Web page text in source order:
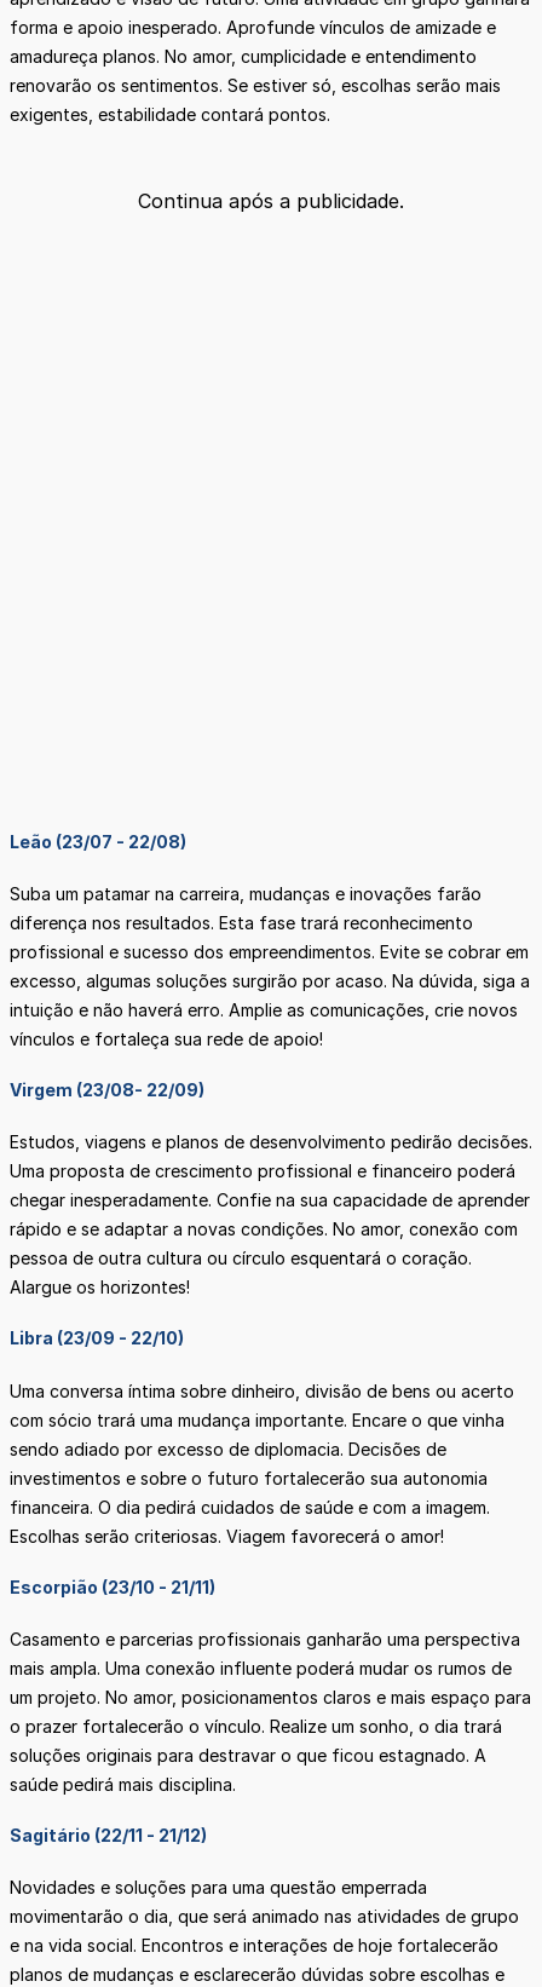
forma e apoio inesperado. Aprofunde vínculos de amizade e
amadureça planos. No amor, cumplicidade e entendimento
renovarão os sentimentos. Se estiver só, escolhas serão mais
exigentes, estabilidade contará pontos.
Continua após a publicidade.
Leão (23/07 - 22/08)
Suba um patamar na carreira, mudanças e inovações farão
diferença nos resultados. Esta fase trará reconhecimento
profissional e sucesso dos empreendimentos. Evite se cobrar em
excesso, algumas soluções surgirão por acaso. Na dúvida, siga a
intuição e não haverá erro. Amplie as comunicações, crie novos
vínculos e fortaleça sua rede de apoio!
Virgem (23/08- 22/09)
Estudos, viagens e planos de desenvolvimento pedirão decisões.
Uma proposta de crescimento profissional e financeiro poderá
chegar inesperadamente. Confie na sua capacidade de aprender
rápido e se adaptar a novas condições. No amor, conexão com
pessoa de outra cultura ou círculo esquentará o coração.
Alargue os horizontes!
Libra (23/09 - 22/10)
Uma conversa íntima sobre dinheiro, divisão de bens ou acerto
com sócio trará uma mudança importante. Encare o que vinha
sendo adiado por excesso de diplomacia. Decisões de
investimentos e sobre o futuro fortalecerão sua autonomia
financeira. O dia pedirá cuidados de saúde e com a imagem.
Escolhas serão criteriosas. Viagem favorecerá o amor!
Escorpião (23/10 - 21/11)
Casamento e parcerias profissionais ganharão uma perspectiva
mais ampla. Uma conexão influente poderá mudar os rumos de
um projeto. No amor, posicionamentos claros e mais espaço para
o prazer fortalecerão o vínculo. Realize um sonho, o dia trará
soluções originais para destravar o que ficou estagnado. A
saúde pedirá mais disciplina.
Sagitário (22/11 - 21/12)
Novidades e soluções para uma questão emperrada
movimentarão o dia, que será animado nas atividades de grupo
e na vida social. Encontros e interações de hoje fortalecerão
planos de mudanças e esclarecerão dúvidas sobre escolhas e